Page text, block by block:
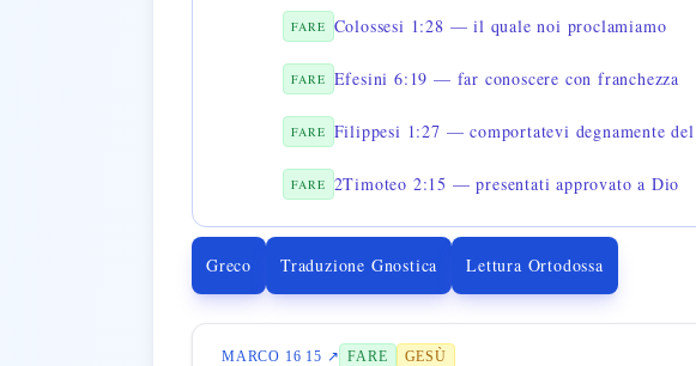
FARE Colossesi 1:28 — il quale noi proclamiamo
FARE Efesini 6:19 — far conoscere con franchezza
FARE Filippesi 1:27 — comportatevi degnamente
FARE 2Timoteo 2:15 — presentati approvato a Dio
Greco Traduzione Gnostica Lettura Ortodossa
MARCO 16 15 ↗ FARE GESÙ